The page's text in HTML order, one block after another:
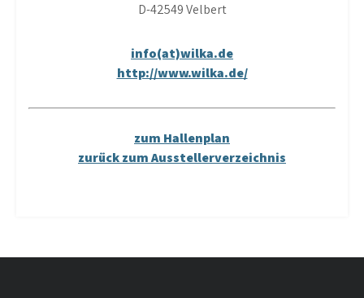
D-42549 Velbert
info(at)wilka.de
http://www.wilka.de/
zum Hallenplan
zurück zum Ausstellerverzeichnis